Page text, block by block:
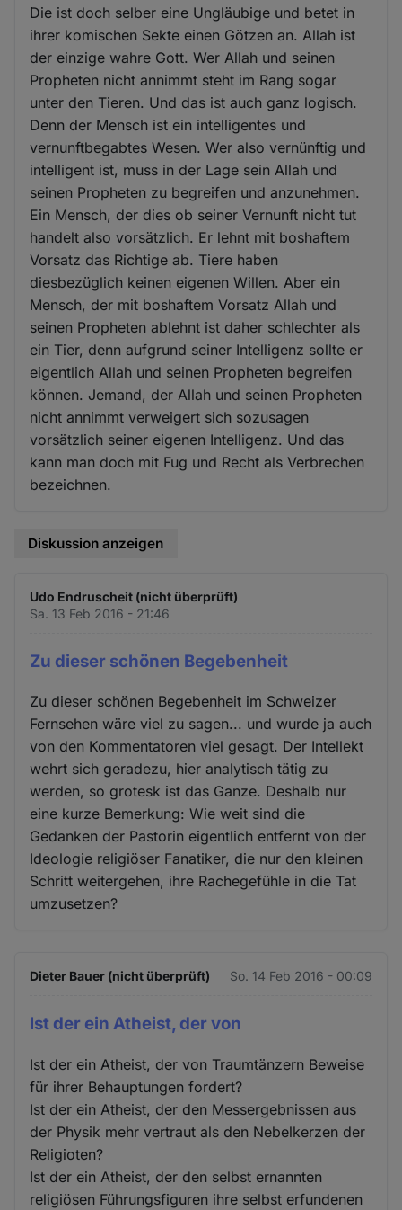
Die ist doch selber eine Ungläubige und betet in
ihrer komischen Sekte einen Götzen an. Allah ist
der einzige wahre Gott. Wer Allah und seinen
Propheten nicht annimmt steht im Rang sogar
unter den Tieren. Und das ist auch ganz logisch.
Denn der Mensch ist ein intelligentes und
vernunftbegabtes Wesen. Wer also vernünftig und
intelligent ist, muss in der Lage sein Allah und
seinen Propheten zu begreifen und anzunehmen.
Ein Mensch, der dies ob seiner Vernunft nicht tut
handelt also vorsätzlich. Er lehnt mit boshaftem
Vorsatz das Richtige ab. Tiere haben
diesbezüglich keinen eigenen Willen. Aber ein
Mensch, der mit boshaftem Vorsatz Allah und
seinen Propheten ablehnt ist daher schlechter als
ein Tier, denn aufgrund seiner Intelligenz sollte er
eigentlich Allah und seinen Propheten begreifen
können. Jemand, der Allah und seinen Propheten
nicht annimmt verweigert sich sozusagen
vorsätzlich seiner eigenen Intelligenz. Und das
kann man doch mit Fug und Recht als Verbrechen
bezeichnen.
Diskussion anzeigen
Udo Endruscheit (nicht überprüft)
Sa. 13 Feb 2016 - 21:46
Zu dieser schönen Begebenheit
Zu dieser schönen Begebenheit im Schweizer
Fernsehen wäre viel zu sagen... und wurde ja auch
von den Kommentatoren viel gesagt. Der Intellekt
wehrt sich geradezu, hier analytisch tätig zu
werden, so grotesk ist das Ganze. Deshalb nur
eine kurze Bemerkung: Wie weit sind die
Gedanken der Pastorin eigentlich entfernt von der
Ideologie religiöser Fanatiker, die nur den kleinen
Schritt weitergehen, ihre Rachegefühle in die Tat
umzusetzen?
Dieter Bauer (nicht überprüft) So. 14 Feb 2016 - 00:09
Ist der ein Atheist, der von
Ist der ein Atheist, der von Traumtänzern Beweise
für ihrer Behauptungen fordert?
Ist der ein Atheist, der den Messergebnissen aus
der Physik mehr vertraut als den Nebelkerzen der
Religioten?
Ist der ein Atheist, der den selbst ernannten
religiösen Führungsfiguren ihre selbst erfundenen